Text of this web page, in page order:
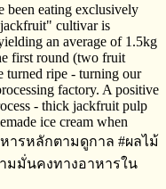
been eating exclusively
cultivar is
an average of 1.5kg
first round (two fruit
turned ripe - turning our
factory. A positive
- thick jackfruit pulp
ice cream when
หารหลักตามดูกาล​ #ผลไม้
มมั่นคงทางอาหารใน